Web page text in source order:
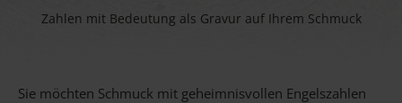
Zahlen mit Bedeutung als Gravur auf Ihrem Schmuck
Sie möchten Schmuck mit geheimnisvollen Engelszahlen